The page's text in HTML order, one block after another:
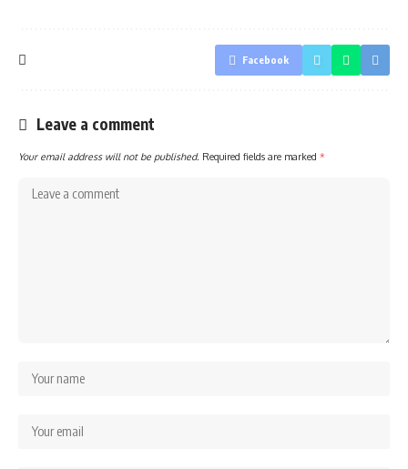
Facebook
Leave a comment
Your email address will not be published. Required fields are marked *